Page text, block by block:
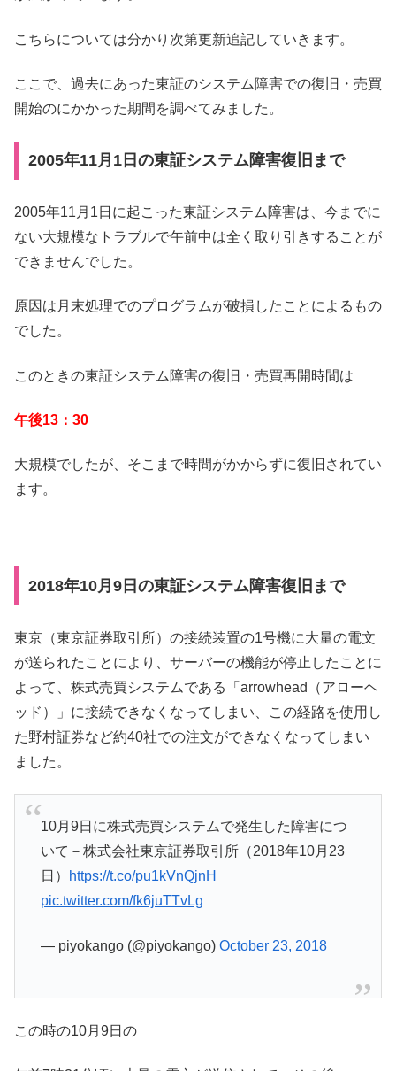
こちらについては分かり次第更新追記していきます。
ここで、過去にあった東証のシステム障害での復旧・売買
開始のにかかった期間を調べてみました。
2005年11月1日の東証システム障害復旧まで
2005年11月1日に起こった東証システム障害は、今までに
ない大規模なトラブルで午前中は全く取り引きすることが
できませんでした。
原因は月末処理でのプログラムが破損したことによるもの
でした。
このときの東証システム障害の復旧・売買再開時間は
午後13：30
大規模でしたが、そこまで時間がかからずに復旧されてい
ます。
2018年10月9日の東証システム障害復旧まで
東京（東京証券取引所）の接続装置の1号機に大量の電文
が送られたことにより、サーバーの機能が停止したことに
よって、株式売買システムである「arrowhead（アローヘ
ッド）」に接続できなくなってしまい、この経路を使用し
た野村証券など約40社での注文ができなくなってしまい
ました。
10月9日に株式売買システムで発生した障害につ
いて－株式会社東京証券取引所（2018年10月23
日）
https://t.co/pu1kVnQjnH
pic.twitter.com/fk6juTTvLg
— piyokango (@piyokango) October 23, 2018
この時の10月9日の